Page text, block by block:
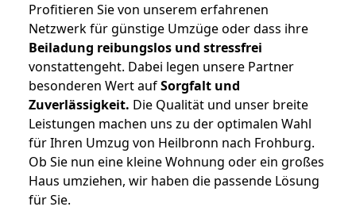
Profitieren Sie von unserem erfahrenen
Netzwerk für günstige Umzüge oder dass ihre
Beiladung reibungslos und stressfrei
vonstattengeht. Dabei legen unsere Partner
besonderen Wert aufSorgfalt und
Zuverlässigkeit. Die Qualität und unser breite
Leistungen machen uns zu der optimalen Wahl
für Ihren Umzug von Heilbronn nach Frohburg.
Ob Sie nun eine kleine Wohnung oder ein großes
Haus umziehen, wir haben die passende Lösung
für Sie.